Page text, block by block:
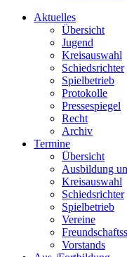
Aktuelles
Übersicht
Jugend
Kreisauswahl
Schiedsrichter
Spielbetrieb
Protokolle
Pressespiegel
Recht
Archiv
Termine
Übersicht
Ausbildung
Kreisauswahl
Schiedsrichter
Spielbetrieb
Vereine
Vorstands